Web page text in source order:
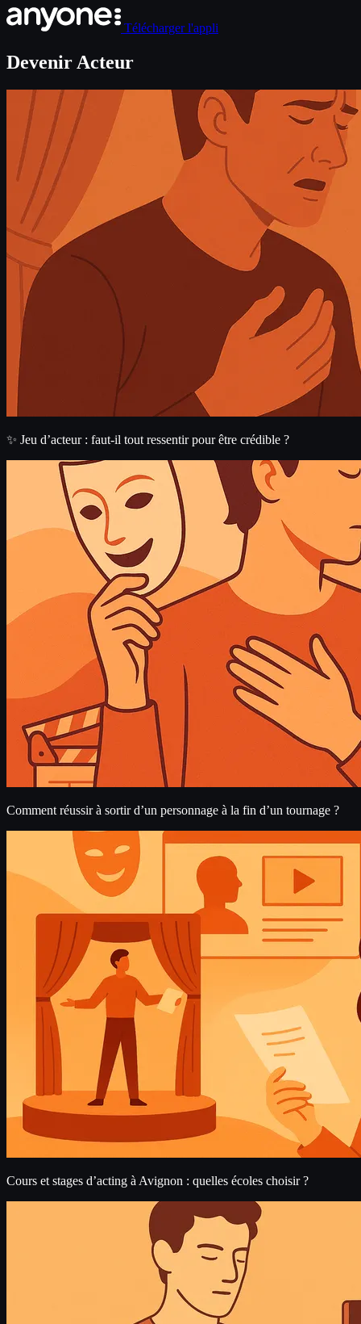
Télécharger l'appli
Devenir Acteur
✨ Jeu d’acteur : faut-il tout ressentir pour être crédible ?
Comment réussir à sortir d’un personnage à la fin d’un tournage ?
Cours et stages d’acting à Avignon : quelles écoles choisir ?